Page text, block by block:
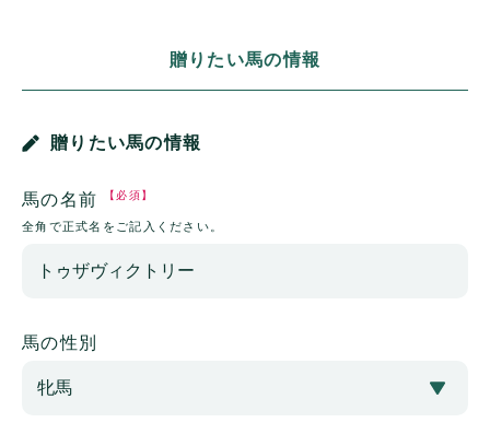
贈りたい馬の情報
贈りたい馬の情報
馬の名前 【必須】
全角で正式名をご記入ください。
馬の性別